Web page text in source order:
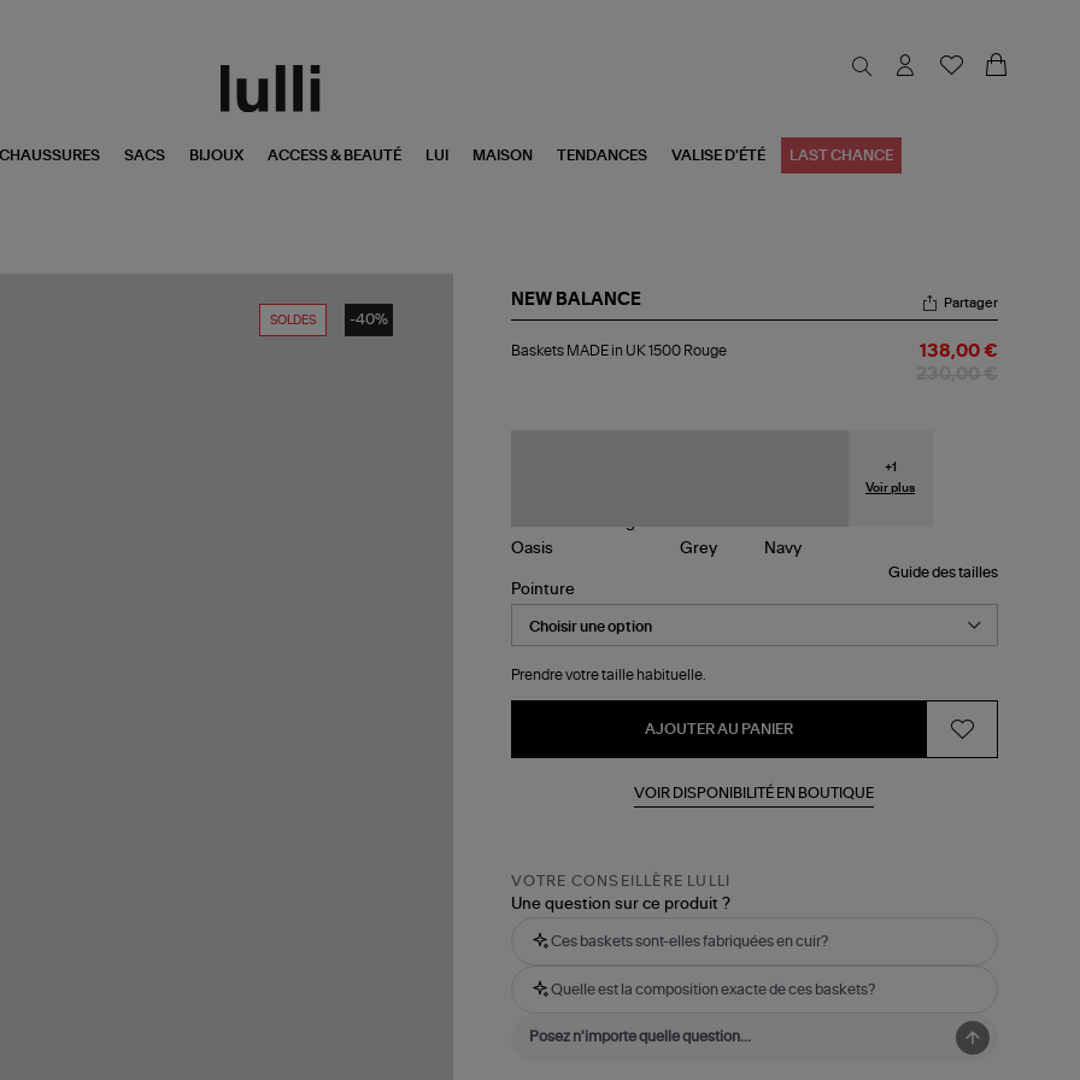
CHAUSSURES SACS BIJOUX ACCESS & BEAUTÉ LUI MAISON TENDANCES VALISE D'ÉTÉ LAST CHANCE
SOLDES -40%
NEW BALANCE
MADE
Partager
Baskets MADE in UK 1500 Rouge 138,00 €
+1
Voir plus
Guide des tailles
Pointure
Prendre votre taille habituelle.
AJOUTER AU PANIER
VOIR DISPONIBILITÉ EN BOUTIQUE
VOTRE CONSEILLÈRE LULLI
Une question sur ce produit ?
Ces baskets sont-elles fabriquées en cuir?
Quelle est la composition exacte de ces baskets?